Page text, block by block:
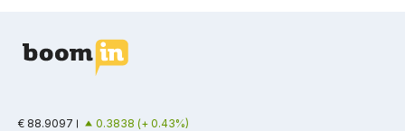
€ 88.9097 0.3838 (+ 0.43%)